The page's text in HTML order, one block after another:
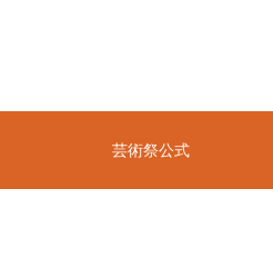
芸術祭公式